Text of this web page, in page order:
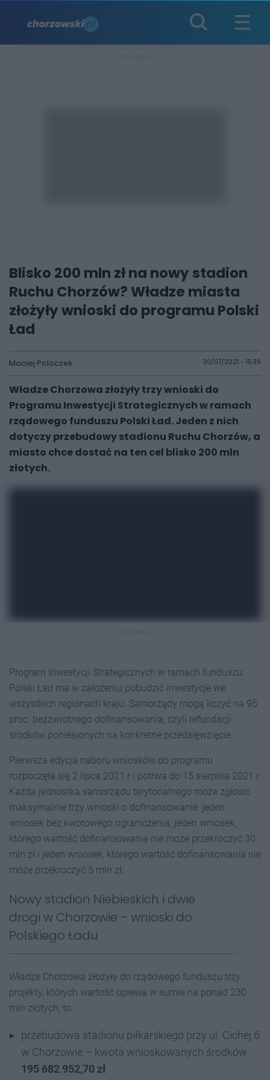
Blisko 200 mln zł na nowy stadion
Ruchu Chorzów? Władze miasta
złożyły wnioski do programu Polski
Ład
Maciej Poloczek 30/07/2021 - 15:39
Władze Chorzowa złożyły trzy wnioski do
Programu Inwestycji Strategicznych w ramach
rządowego funduszu Polski Ład. Jeden z nich
dotyczy przebudowy stadionu Ruchu Chorzów, a
miasto chce dostać na ten cel blisko 200 mln
złotych.
Program Inwestycji Strategicznych w ramach funduszu
Polski Ład ma w założeniu pobudzić inwestycje we
wszystkich regionach kraju. Samorządy mogą liczyć na 95
proc. bezzwrotnego dofinansowania, czyli refundacji
środków poniesionych na konkretne przedsięwzięcie.
Pierwsza edycja naboru wniosków do programu
rozpoczęła się 2 lipca 2021 r i potrwa do 15 sierpnia 2021 r.
Każda jednostka samorządu terytorialnego może zgłosić
maksymalnie trzy wnioski o dofinansowanie: jeden
wniosek bez kwotowego ograniczenia, jeden wniosek,
którego wartość dofinansowania nie może przekroczyć 30
mln zł i jeden wniosek, którego wartość dofinansowania nie
może przekroczyć 5 mln zł.
Nowy stadion Niebieskich i dwie
drogi w Chorzowie – wnioski do
Polskiego Ładu
Władze Chorzowa złożyły do rządowego funduszu trzy
projekty, których wartość opiewa w sumie na ponad 230
mln złotych, to:
przebudowa stadionu piłkarskiego przy ul. Cichej 6
w Chorzowie – kwota wnioskowanych środków
195 682 952,70 zł